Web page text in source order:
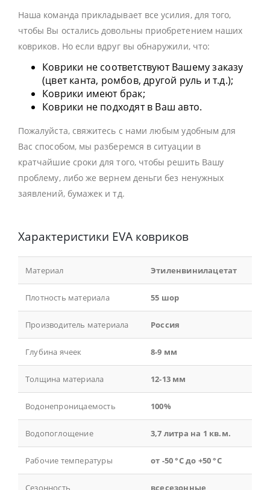
Наша команда прикладывает все усилия, для того,
чтобы Вы остались довольны приобретением наших
ковриков. Но если вдруг вы обнаружили, что:
Коврики не соответствуют Вашему заказу
(цвет канта, ромбов, другой руль и т.д.);
Коврики имеют брак;
Коврики не подходят в Ваш авто.
Пожалуйста, свяжитесь с нами любым удобным для
Вас способом, мы разберемся в ситуации в
кратчайшие сроки для того, чтобы решить Вашу
проблему, либо же вернем деньги без ненужных
заявлений, бумажек и тд.
Характеристики EVA ковриков
Материал Этиленвинилацетат
Плотность материала 55 шор
Производитель материала Россия
Глубина ячеек 8-9 мм
Толщина материала 12-13 мм
Водонепроницаемость 100%
Водопоглощение 3,7 литра на 1 кв.м.
Рабочие температуры от -50 °С до +50 °С
Сезонность всесезонные